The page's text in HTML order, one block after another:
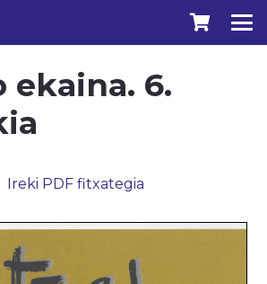
ekaina. 6.
Ireki PDF fitxategia